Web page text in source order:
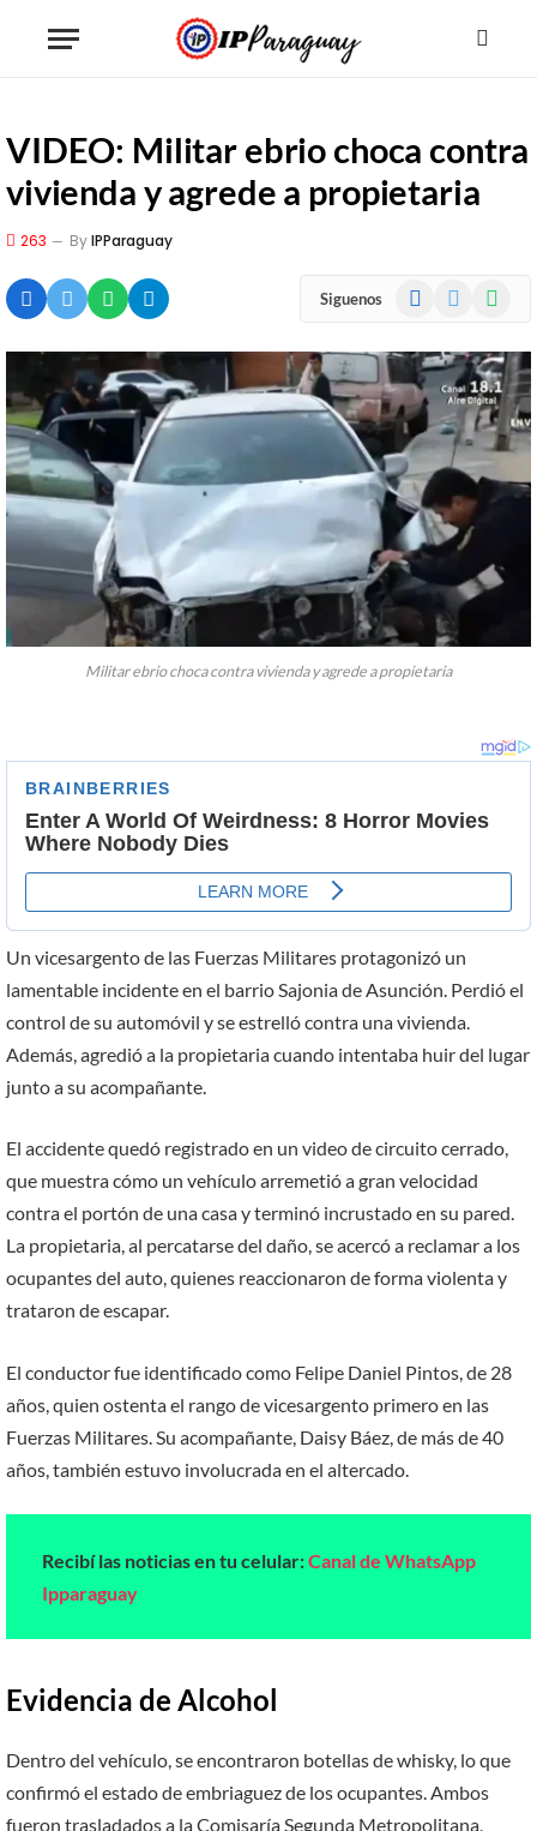
VIDEO: Militar ebrio choca contra
vivienda y agrede a propietaria
263 ByIPParaguay
Siguenos Facebook
Militar ebrio choca contra vivienda y agrede a propietaria
Un vicesargento de las Fuerzas Militares protagonizó un
lamentable incidente en el barrio Sajonia de Asunción. Perdió el
control de su automóvil y se estrelló contra una vivienda.
Además, agredió a la propietaria cuando intentaba huir del lugar
junto a su acompañante.
El accidente quedó registrado en un video de circuito cerrado,
que muestra cómo un vehículo arremetió a gran velocidad
contra el portón de una casa y terminó incrustado en su pared.
La propietaria, al percatarse del daño, se acercó a reclamar a los
ocupantes del auto, quienes reaccionaron de forma violenta y
trataron de escapar.
El conductor fue identificado como Felipe Daniel Pintos, de 28
años, quien ostenta el rango de vicesargento primero en las
Fuerzas Militares. Su acompañante, Daisy Báez, de más de 40
años, también estuvo involucrada en el altercado.
Recibí las noticias en tu celular:Canal de WhatsApp
Ipparaguay
Evidencia de Alcohol
Dentro del vehículo, se encontraron botellas de whisky, lo que
confirmó el estado de embriaguez de los ocupantes. Ambos
fueron trasladados a la Comisaría Segunda Metropolitana,